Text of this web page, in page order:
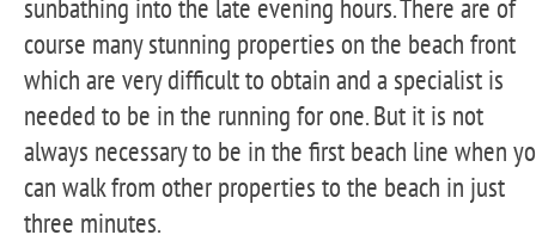
sunbathing into the late evening hours. There are of
course many stunning properties on the beach front
which are very difficult to obtain and a specialist is
needed to be in the running for one. But it is not
always necessary to be in the first beach line when
can walk from other properties to the beach in just
three minutes.